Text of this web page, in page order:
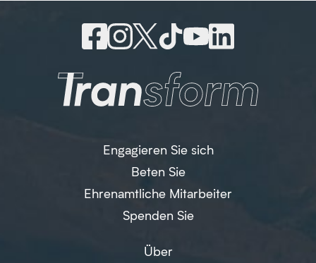
Engagieren Sie sich
Beten Sie
Ehrenamtliche Mitarbeiter
Spenden Sie
Über